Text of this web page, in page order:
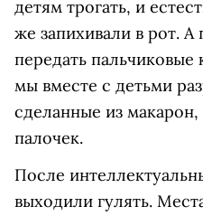
детям трогать, и
же запихивали в рот.
передать
мы вместе с детьми
сделанные из макарон,
палочек.
После
выходили гулять.